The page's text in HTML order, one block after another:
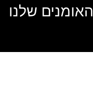
האומנים שלנו